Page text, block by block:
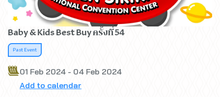
Baby & Kids Best Buy ครั้งที่ 54
Past Event
01 Feb 2024 - 04 Feb 2024
Add to calendar